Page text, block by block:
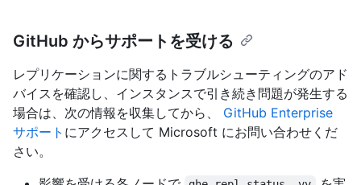
GitHub からサポートを受ける
レプリケーションに関するトラブルシューティングのアド
バイスを確認し、インスタンスで引き続き問題が発生する
場合は、次の情報を収集してから、 GitHub Enterprise
サポート にアクセスして Microsoft にお問い合わせくだ
さい。